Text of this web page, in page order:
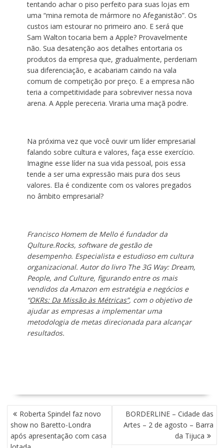
tentando achar o piso perfeito para suas lojas em
uma “mina remota de mármore no Afeganistão”. Os
custos iam estourar no primeiro ano. E será que
Sam Walton tocaria bem a Apple? Provavelmente
não. Sua desatenção aos detalhes entortaria os
produtos da empresa que, gradualmente, perderiam
sua diferenciação, e acabariam caindo na vala
comum de competição por preço. E a empresa não
teria a competitividade para sobreviver nessa nova
arena. A Apple pereceria. Viraria uma maçã podre.
Na próxima vez que você ouvir um líder empresarial
falando sobre cultura e valores, faça esse exercício.
Imagine esse líder na sua vida pessoal, pois essa
tende a ser uma expressão mais pura dos seus
valores. Ela é condizente com os valores pregados
no âmbito empresarial?
Francisco Homem de Mello é fundador da
Qulture.Rocks, software de gestão de
desempenho. Especialista e estudioso em cultura
organizacional. Autor do livro The 3G Way: Dream,
People, and Culture, figurando entre os mais
vendidos da Amazon em estratégia e negócios e
“OKRs: Da Missão às Métricas”, com o objetivo de
ajudar as empresas a implementar uma
metodologia de metas direcionada para alcançar
resultados.
N
A
V
E
Roberta Spindel faz novo
show no Baretto-Londra
após apresentação com casa
BORDERLINE – Cidade das
Artes – 2 de agosto – Barra
da Tijuca